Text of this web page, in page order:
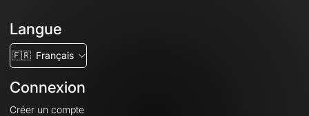
Langue
🇫🇷 Français
Connexion
Créer un compte